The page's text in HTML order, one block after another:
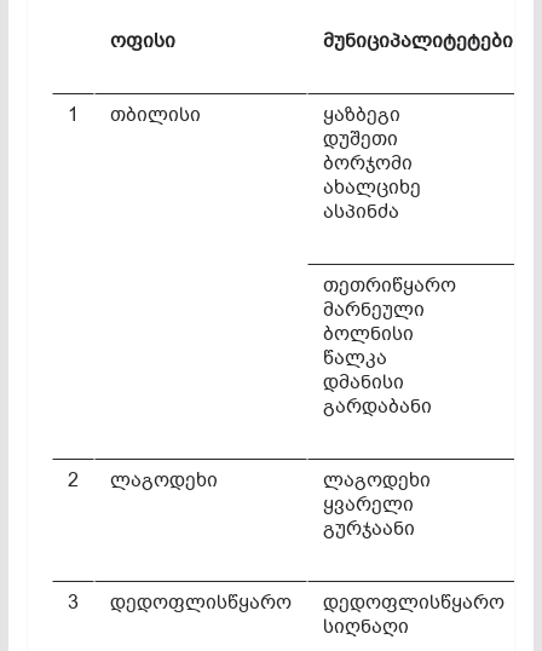
ოფისი მუნიციპალიტეტები
1 თბილისი
ყაზბეგი
დუშეთი
ბორჯომი
ახალციხე
ასპინძა
თეთრიწყარო
მარნეული
ბოლნისი
წალკა
დმანისი
გარდაბანი
2 ლაგოდეხი
ლაგოდეხი
ყვარელი
გურჯაანი
3 დედოფლისწყარო
დედოფლისწყარო
სიღნაღი